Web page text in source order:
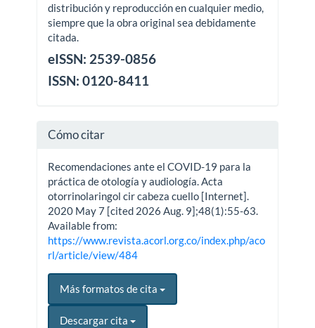
distribución y reproducción en cualquier medio,
siempre que la obra original sea debidamente
citada.
eISSN: 2539-0856
ISSN: 0120-8411
Cómo citar
Recomendaciones ante el COVID-19 para la
práctica de otología y audiología. Acta
otorrinolaringol cir cabeza cuello [Internet].
2020 May 7 [cited 2026 Aug. 9];48(1):55-63.
Available from:
https://www.revista.acorl.org.co/index.php/aco
rl/article/view/484
Más formatos de cita
Descargar cita